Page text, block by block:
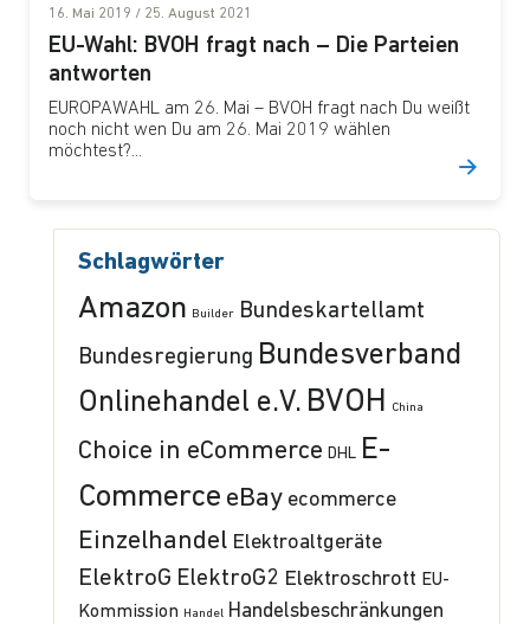
16. Mai 2019 / 25. August 2021
EU-Wahl: BVOH fragt nach – Die Parteien
antworten
EUROPAWAHL am 26. Mai – BVOH fragt nach Du weißt
noch nicht wen Du am 26. Mai 2019 wählen
möchtest?...
Schlagwörter
Amazon Builder
Bundeskartellamt
Bundesregierung Bundesverband
Onlinehandel e.V. BVOH China
Choice in eCommerce DHL E-
Commerce eBay ecommerce
Einzelhandel Elektroaltgeräte
ElektroG ElektroG2 Elektroschrott EU-
Kommission
Handel Handelsbeschränkungen